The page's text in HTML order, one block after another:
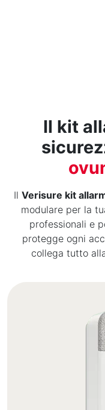
Il kit
Il Verisure kit
modulare per la
professionali e
protegge ogni
collega tutto